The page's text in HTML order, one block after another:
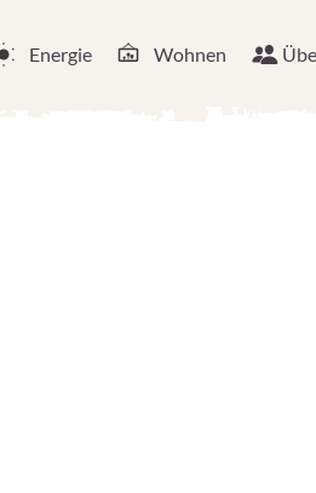
Energie Wohnen